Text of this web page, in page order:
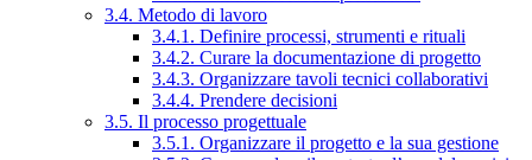
3.4. Metodo di lavoro
3.4.1. Definire processi, strumenti e rituali
3.4.2. Curare la documentazione di progetto
3.4.3. Organizzare tavoli tecnici collaborativi
3.4.4. Prendere decisioni
3.5. Il processo progettuale
3.5.1. Organizzare il progetto e la sua gestione